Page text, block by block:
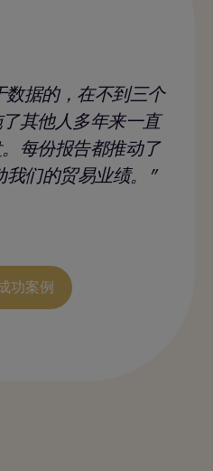
数据的，在不到三个
其他人多年来一直
每份报告都推动了
我们的贸易业绩。"
功案例